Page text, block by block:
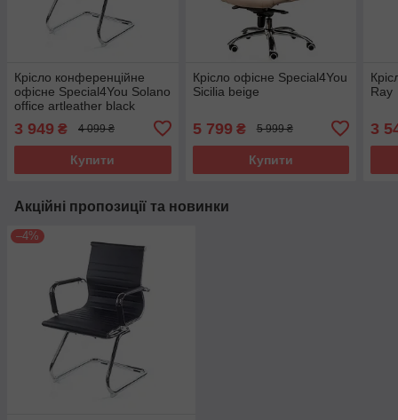
Крісло конференційне
офісне Special4You Solano
office artleather black
3 949 ₴ 4 099 ₴
Купити
Крісло офісне Special4You
Sicilia beige
5 799 ₴ 5 999 ₴
Купити
Ray
3
Акційні пропозиції та новинки
–4%